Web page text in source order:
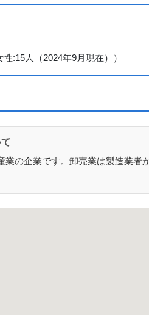
:15人（2024年9月現在））
業の企業です。卸売業は製造業者